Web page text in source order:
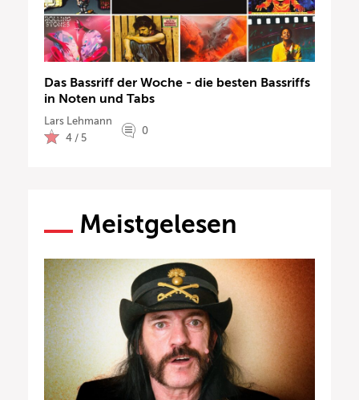
Das Bassriff der Woche - die besten Bassriffs
in Noten und Tabs
Lars Lehmann
4 / 5
0
Meistgelesen